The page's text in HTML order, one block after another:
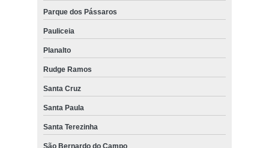
Parque dos Pássaros
Pauliceia
Planalto
Rudge Ramos
Santa Cruz
Santa Paula
Santa Terezinha
São Bernardo do Campo